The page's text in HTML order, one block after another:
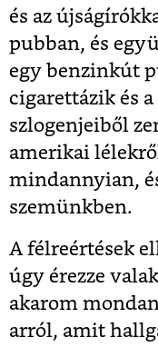
és az
pubban, és
egy benzinkút
cigarettázik és a
szlogenjeiből
amerikai
mindannyian,
szemünkben.
A félreértések
úgy érezze
akarom
arról, amit